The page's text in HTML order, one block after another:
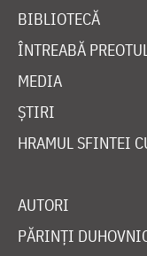
BIBLIOTECĂ
ÎNTREABĂ
MEDIA
ȘTIRI
HRAMUL SFINTEI
AUTORI
PĂRINȚI